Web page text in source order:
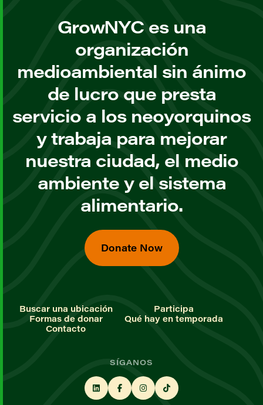
GrowNYC es una
organización
medioambiental sin ánimo
de lucro que presta
servicio a los neoyorquinos
y trabaja para mejorar
nuestra ciudad, el medio
ambiente y el sistema
alimentario.
Donate Now
Buscar una ubicación
Participa
Formas de donar
Qué hay en temporada
Contacto
SÍGANOS